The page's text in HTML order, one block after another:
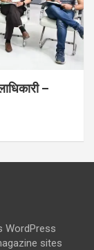
–
WordPress
sites